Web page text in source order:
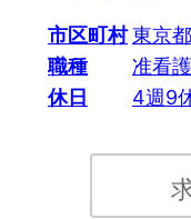
市区町村東京
職種
准看
休日
4週9